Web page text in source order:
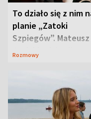
To działo się z nim
planie „Zatoki
Szpiegów”. Mateusz
Janicki odsłonił
Rozmowy